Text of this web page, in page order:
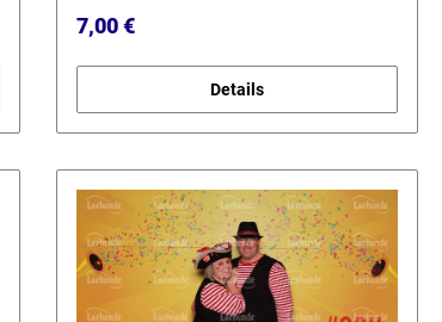
Regulärer Preis:
7,00 €
Details